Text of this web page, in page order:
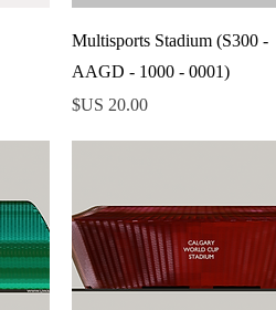
العرض السريع
Multisports Stadium (S300 -
AAGD - 1000 - 0001)
السعر